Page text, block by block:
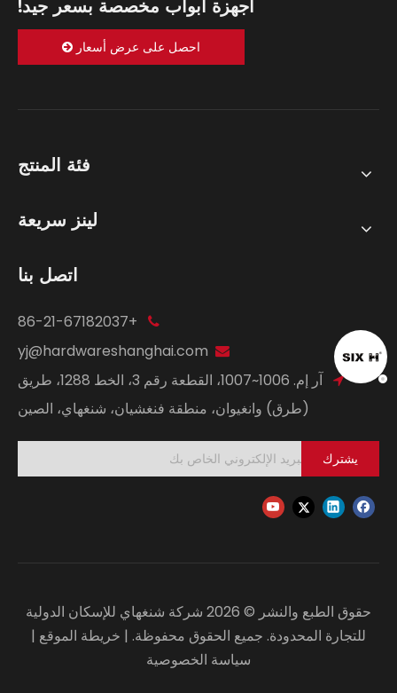
أجهزة أبواب مخصصة بسعر جيد!
احصل على عرض أسعار
فئة المنتج
لينز سريعة
اتصل بنا

+86-21-67182037

yj@hardwareshanghai.com

آر إم. 1006~1007، القطعة رقم 3، الخط 1288، طريق
(طرق) وانغيوان، منطقة فنغشيان، شنغهاي، الصين
يشترك
حقوق الطبع والنشر © 2026 شركة شنغهاي للإسكان الدولية
للتجارة المحدودة. جميع الحقوق محفوظة. | خريطة الموقع |
سياسة الخصوصية